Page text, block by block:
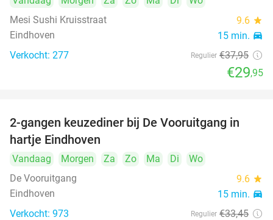
Mesi Sushi Kruisstraat
9.6 star
Eindhoven 15 min. directions_car
Verkocht: 277 Regulier €37,95
€29,95
42%
2-gangen keuzediner bij De Vooruitgang in
hartje Eindhoven
Vandaag Morgen Za Zo Ma Di
Wo
De Vooruitgang
9.6 star
Eindhoven 15 min. directions_car
Verkocht: 973 Regulier €33,45